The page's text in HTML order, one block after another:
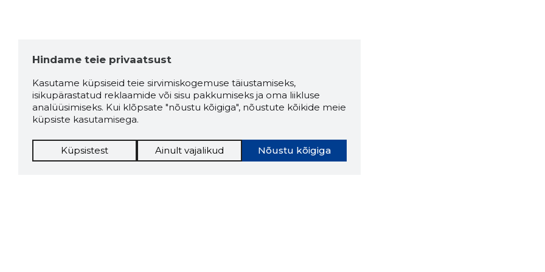
Hindame teie privaatsust
Kasutame küpsiseid teie sirvimiskogemuse täiustamiseks,
isikupärastatud reklaamide või sisu pakkumiseks ja oma liikluse
analüüsimiseks. Kui klõpsate "nõustu kõigiga", nõustute kõikide meie
küpsiste kasutamisega.
Nõustu kõigiga
Küpsistest Ainult vajalikud